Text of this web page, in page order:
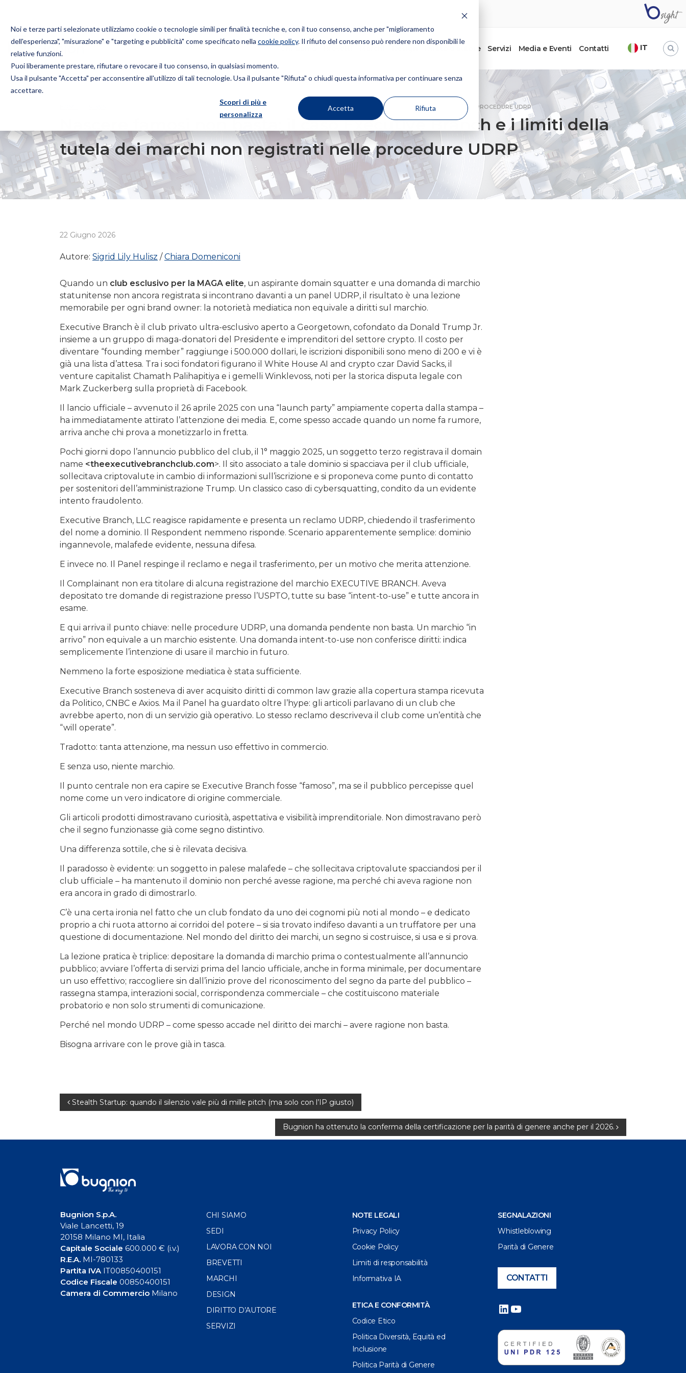
Noi e terze parti selezionate utilizziamo cookie o tecnologie simili per finalità tecniche e, con il tuo consenso, anche per "miglioramento
dell'esperienza", "misurazione" e "targeting e pubblicità" come specificato nella cookie policy. Il rifiuto del consenso può rendere non disponibili le
relative funzioni.
Puoi liberamente prestare, rifiutare o revocare il tuo consenso, in qualsiasi momento.
Usa il pulsante "Accetta" per acconsentire all'utilizzo di tali tecnologie. Usa il pulsante "Rifiuta" o chiudi questa informativa per continuare senza
accettare.
Scopri di più e
personalizza
Accetta Rifiuta
Bugnion
The
Diritto d’autore Servizi Media e Eventi Contatti IT
NASCERE FAMOSI NON BASTA: IL CASO EXECUTIVE BRANCH E I LIMITI DELLA TUTELA DEI MARCHI NON REGISTRATI NELLE PROCEDURE UDRP
Nascere famosi non basta: il caso Executive Branch e i limiti della
tutela dei marchi non registrati nelle procedure UDRP
22 Giugno 2026
Autore: Sigrid Lily Hulisz Chiara Domeniconi
Quando un club esclusivo per la MAGA elite, un aspirante domain squatter e una domanda di marchio
statunitense non ancora registrata si incontrano davanti a un panel UDRP, il risultato è una lezione
memorabile per ogni brand owner: la notorietà mediatica non equivale a diritti sul marchio.
Executive Branch è il club privato ultra-esclusivo aperto a Georgetown, cofondato da Donald Trump Jr.
insieme a un gruppo di maga-donatori del Presidente e imprenditori del settore crypto. Il costo per
diventare “founding member” raggiunge i 500.000 dollari, le iscrizioni disponibili sono meno di 200 e vi è
già una lista d’attesa. Tra i soci fondatori figurano il White House AI and crypto czar David Sacks, il
venture capitalist Chamath Palihapitiya e i gemelli Winklevoss, noti per la storica disputa legale con
Mark Zuckerberg sulla proprietà di Facebook.
Il lancio ufficiale – avvenuto il 26 aprile 2025 con una “launch party” ampiamente coperta dalla stampa –
ha immediatamente attirato l’attenzione dei media. E, come spesso accade quando un nome fa rumore,
arriva anche chi prova a monetizzarlo in fretta.
Pochi giorni dopo l’annuncio pubblico del club, il 1° maggio 2025, un soggetto terzo registrava il domain
name <theexecutivebranchclub.com>. Il sito associato a tale dominio si spacciava per il club ufficiale,
sollecitava criptovalute in cambio di informazioni sull’iscrizione e si proponeva come punto di contatto
per sostenitori dell’amministrazione Trump. Un classico caso di cybersquatting, condito da un evidente
intento fraudolento.
Executive Branch, LLC reagisce rapidamente e presenta un reclamo UDRP, chiedendo il trasferimento
del nome a dominio. Il Respondent nemmeno risponde. Scenario apparentemente semplice: dominio
ingannevole, malafede evidente, nessuna difesa.
E invece no. Il Panel respinge il reclamo e nega il trasferimento, per un motivo che merita attenzione.
Il Complainant non era titolare di alcuna registrazione del marchio EXECUTIVE BRANCH. Aveva
depositato tre domande di registrazione presso l’USPTO, tutte su base “intent-to-use” e tutte ancora in
esame.
E qui arriva il punto chiave: nelle procedure UDRP, una domanda pendente non basta. Un marchio “in
arrivo” non equivale a un marchio esistente. Una domanda intent-to-use non conferisce diritti: indica
semplicemente l’intenzione di usare il marchio in futuro.
Nemmeno la forte esposizione mediatica è stata sufficiente.
Executive Branch sosteneva di aver acquisito diritti di common law grazie alla copertura stampa ricevuta
da Politico, CNBC e Axios. Ma il Panel ha guardato oltre l’hype: gli articoli parlavano di un club che
avrebbe aperto, non di un servizio già operativo. Lo stesso reclamo descriveva il club come un’entità che
“will operate”.
Tradotto: tanta attenzione, ma nessun uso effettivo in commercio.
E senza uso, niente marchio.
Il punto centrale non era capire se Executive Branch fosse “famoso”, ma se il pubblico percepisse quel
nome come un vero indicatore di origine commerciale.
Gli articoli prodotti dimostravano curiosità, aspettativa e visibilità imprenditoriale. Non dimostravano però
che il segno funzionasse già come segno distintivo.
Una differenza sottile, che si è rilevata decisiva.
Il paradosso è evidente: un soggetto in palese malafede – che sollecitava criptovalute spacciandosi per il
club ufficiale – ha mantenuto il dominio non perché avesse ragione, ma perché chi aveva ragione non
era ancora in grado di dimostrarlo.
C’è una certa ironia nel fatto che un club fondato da uno dei cognomi più noti al mondo – e dedicato
proprio a chi ruota attorno ai corridoi del potere – si sia trovato indifeso davanti a un truffatore per una
questione di documentazione. Nel mondo del diritto dei marchi, un segno si costruisce, si usa e si prova.
La lezione pratica è triplice: depositare la domanda di marchio prima o contestualmente all’annuncio
pubblico; avviare l’offerta di servizi prima del lancio ufficiale, anche in forma minimale, per documentare
un uso effettivo; raccogliere sin dall’inizio prove del riconoscimento del segno da parte del pubblico –
rassegna stampa, interazioni social, corrispondenza commerciale – che costituiscono materiale
probatorio e non solo strumenti di comunicazione.
Perché nel mondo UDRP – come spesso accade nel diritto dei marchi – avere ragione non basta.
Bisogna arrivare con le prove già in tasca.
Navigazione
Stealth Startup: quando il silenzio vale più di mille pitch (ma solo con l’IP giusto)
Bugnion ha ottenuto la conferma della certificazione per la parità di genere anche per il 2026.
Bugnion S.p.A.
Viale Lancetti, 19
20158 Milano MI, Italia
Capitale Sociale 600.000 € (i.v.)
R.E.A. MI-780133
Partita IVAIT00850400151
Codice Fiscale 00850400151
Camera di Commercio Milano
CHI SIAMO
SEDI
LAVORA CON NOI
BREVETTI
MARCHI
DESIGN
DIRITTO D’AUTORE
SERVIZI
NOTE LEGALI
Privacy Policy
Cookie Policy
Limiti di responsabilità
Informativa IA
ETICA E CONFORMITÀ
Codice Etico
Politica Diversità, Equità ed
Inclusione
Politica Parità di Genere
SEGNALAZIONI
Whistleblowing
Parità di Genere
CONTATTI
LinkedIn
YouTube